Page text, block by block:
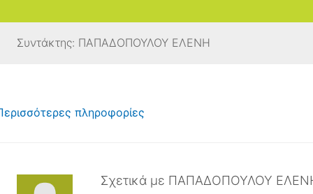
Συντάκτης: ΠΑΠΑΔΟΠΟΥΛΟΥ ΕΛΕΝΗ
πληροφορίες
Σχετικά με ΠΑΠΑΔΟΠΟΥΛΟΥ